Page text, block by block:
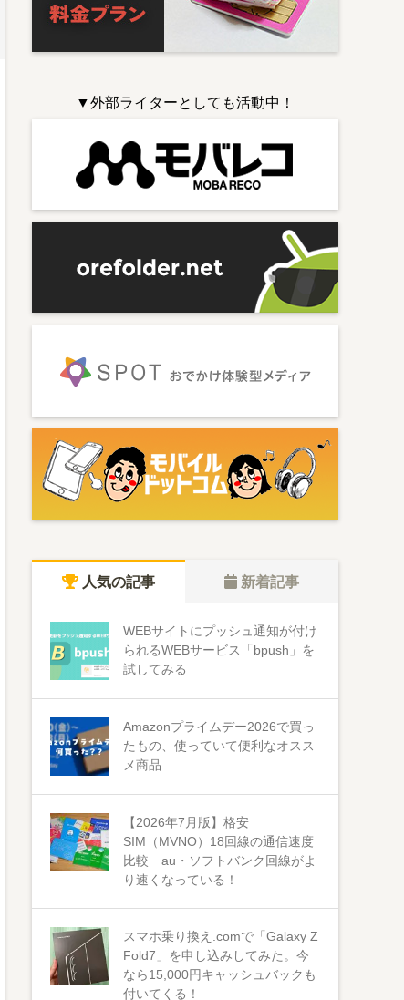
▼外部ライターとしても活動中！
人気の記事 新着記事
WEBサイトにプッシュ通知が付け
られるWEBサービス「bpush」を
試してみる
Amazonプライムデー2026で買っ
たもの、使っていて便利なオスス
メ商品
【2026年7月版】格安
SIM（MVNO）18回線の通信速度
比較 au・ソフトバンク回線がよ
り速くなっている！
スマホ乗り換え.comで「Galaxy Z
Fold7」を申し込みしてみた。今
なら15,000円キャッシュバックも
付いてくる！